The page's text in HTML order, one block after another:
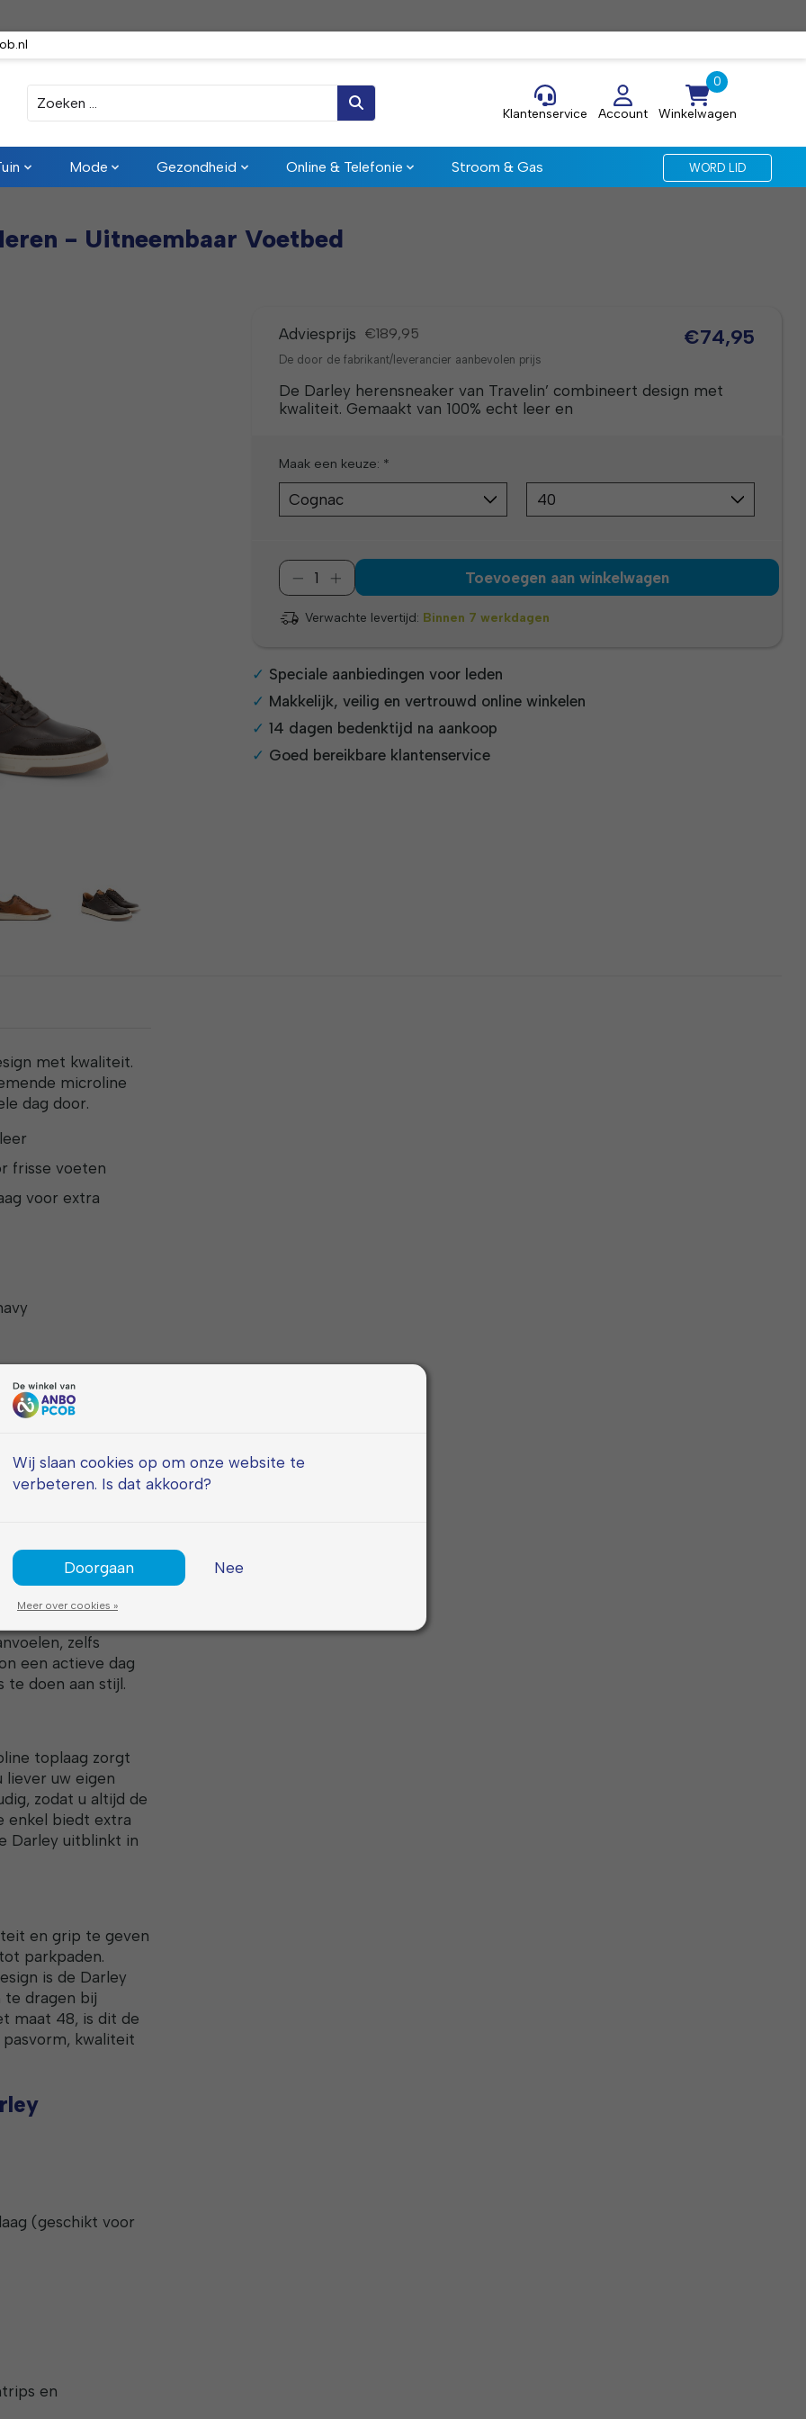
Klantenservice Account Winkelwagen
Mode Gezondheid Online & Telefonie Stroom & Gas WORD LID
- Uitneembaar Voetbed
Adviesprijs €189,95
De door de fabrikant/leverancier aanbevolen prijs
€74,95
De Darley herensneaker van Travelin’ combineert design met
kwaliteit. Gemaakt van 100% echt leer en
Maak een keuze: *
Toevoegen aan winkelwagen
Verwachte levertijd: Binnen 7 werkdagen
Speciale aanbiedingen voor leden
Makkelijk, veilig en vertrouwd online winkelen
14 dagen bedenktijd na aankoop
Goed bereikbare klantenservice
met kwaliteit.
microline
dag door.
frisse voeten
voor extra
toonbeeld van
en duurzaamheid
stijlen – van
aanvulling op
om uw voeten
microline
zelfs
een actieve dag
te doen aan stijl.
toplaag zorgt
liever uw eigen
zodat u altijd de
enkel biedt extra
Darley uitblinkt in
en grip te geven
parkpaden.
is de Darley
te dragen bij
maat 48, is dit de
kwaliteit
(geschikt voor
en
Wij slaan cookies op om onze website te
verbeteren. Is dat akkoord?
Doorgaan Nee
Meer over cookies »